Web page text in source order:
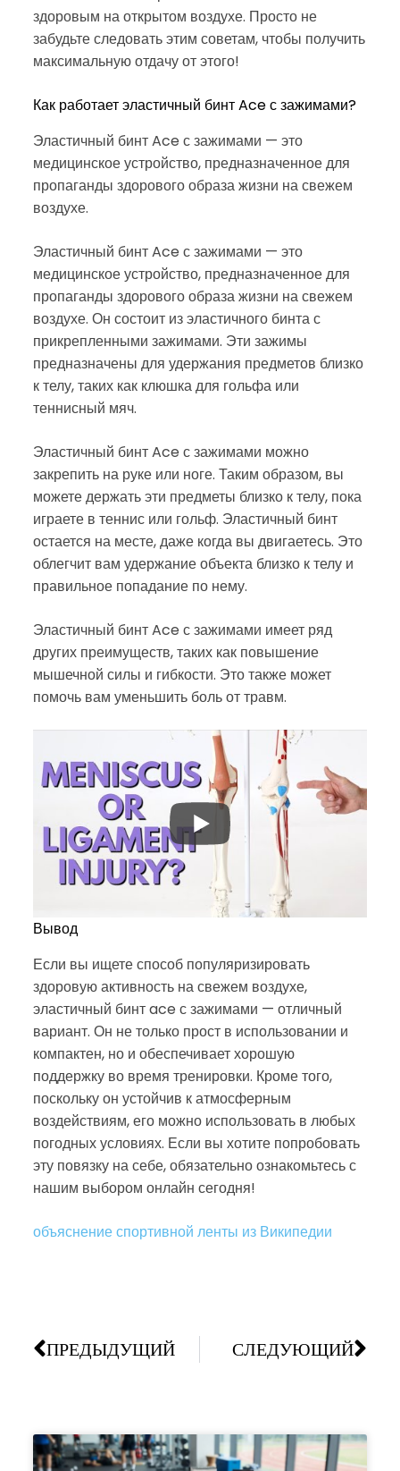
здоровым на открытом воздухе. Просто не
забудьте следовать этим советам, чтобы получить
максимальную отдачу от этого!
Как работает эластичный бинт Ace с зажимами?
Эластичный бинт Ace с зажимами — это
медицинское устройство, предназначенное для
пропаганды здорового образа жизни на свежем
воздухе.
Эластичный бинт Ace с зажимами — это
медицинское устройство, предназначенное для
пропаганды здорового образа жизни на свежем
воздухе. Он состоит из эластичного бинта с
прикрепленными зажимами. Эти зажимы
предназначены для удержания предметов близко
к телу, таких как клюшка для гольфа или
теннисный мяч.
Эластичный бинт Ace с зажимами можно
закрепить на руке или ноге. Таким образом, вы
можете держать эти предметы близко к телу, пока
играете в теннис или гольф. Эластичный бинт
остается на месте, даже когда вы двигаетесь. Это
облегчит вам удержание объекта близко к телу и
правильное попадание по нему.
Эластичный бинт Ace с зажимами имеет ряд
других преимуществ, таких как повышение
мышечной силы и гибкости. Это также может
помочь вам уменьшить боль от травм.
Вывод
Если вы ищете способ популяризировать
здоровую активность на свежем воздухе,
эластичный бинт ace с зажимами — отличный
вариант. Он не только прост в использовании и
компактен, но и обеспечивает хорошую
поддержку во время тренировки. Кроме того,
поскольку он устойчив к атмосферным
воздействиям, его можно использовать в любых
погодных условиях. Если вы хотите попробовать
эту повязку на себе, обязательно ознакомьтесь с
нашим выбором онлайн сегодня!
объяснение спортивной ленты из Википедии
ПРЕДЫДУЩИЙ СЛЕДУЮЩИЙ